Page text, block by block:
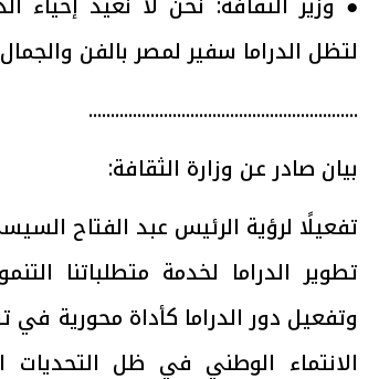
لتظل الدراما سفير لمصر بالفن والجمال
.............................................................
بيان صادر عن وزارة الثقافة:
تفعيلًا لرؤية الرئيس عبد الفتاح
تطوير الدراما لخدمة متطلباتنا
وتفعيل دور الدراما كأداة محورية
الانتماء الوطني في ظل التحديات